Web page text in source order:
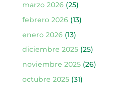
marzo 2026(25)
febrero 2026(13)
enero 2026(13)
diciembre 2025(25)
noviembre 2025(26)
octubre 2025(31)